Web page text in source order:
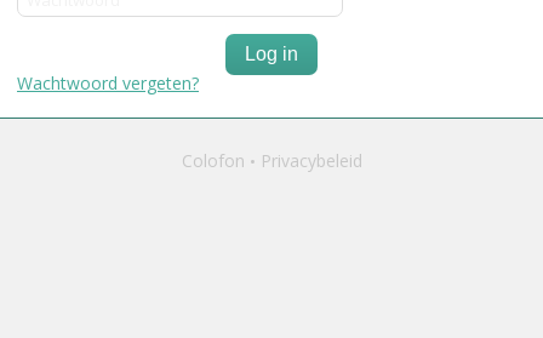
Log in
Wachtwoord vergeten?
Colofon Privacybeleid